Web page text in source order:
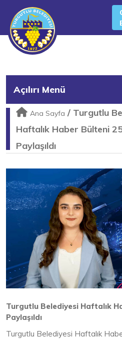
Açılırı Menü
Ana Sayfa / Turgutlu
Haftalık Haber Bülteni
Paylaşıldı
Turgutlu Belediyesi Haftalık
Paylaşıldı
Turgutlu Belediyesi Haftalık